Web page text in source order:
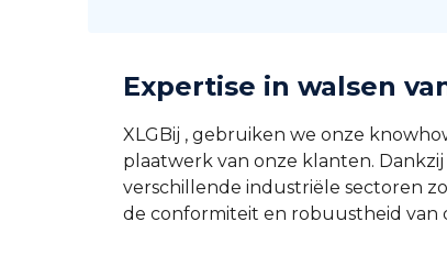
Expertise in walsen
XLGBij , gebruiken we onze
plaatwerk van onze klanten.
verschillende industriële sectoren
de conformiteit en robuustheid